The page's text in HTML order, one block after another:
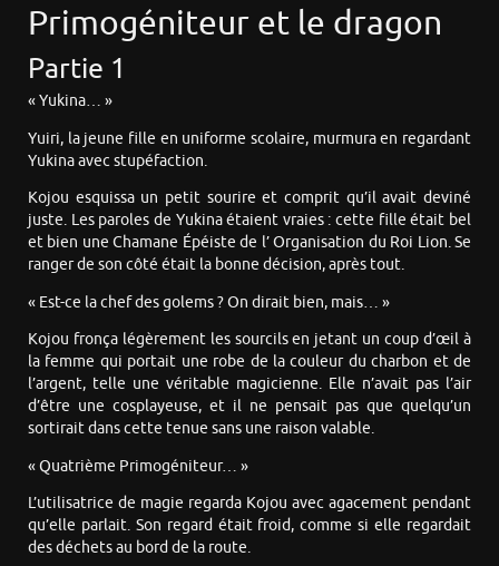
Primogéniteur et le dragon
Partie 1
« Yukina… »
Yuiri, la jeune fille en uniforme scolaire, murmura en regardant
Yukina avec stupéfaction.
Kojou esquissa un petit sourire et comprit qu’il avait deviné
juste. Les paroles de Yukina étaient vraies : cette fille était bel
et bien une Chamane Épéiste de l’ Organisation du Roi Lion. Se
ranger de son côté était la bonne décision, après tout.
« Est-ce la chef des golems ? On dirait bien, mais… »
Kojou fronça légèrement les sourcils en jetant un coup d’œil à
la femme qui portait une robe de la couleur du charbon et de
l’argent, telle une véritable magicienne. Elle n’avait pas l’air
d’être une cosplayeuse, et il ne pensait pas que quelqu’un
sortirait dans cette tenue sans une raison valable.
« Quatrième Primogéniteur… »
L’utilisatrice de magie regarda Kojou avec agacement pendant
qu’elle parlait. Son regard était froid, comme si elle regardait
des déchets au bord de la route.